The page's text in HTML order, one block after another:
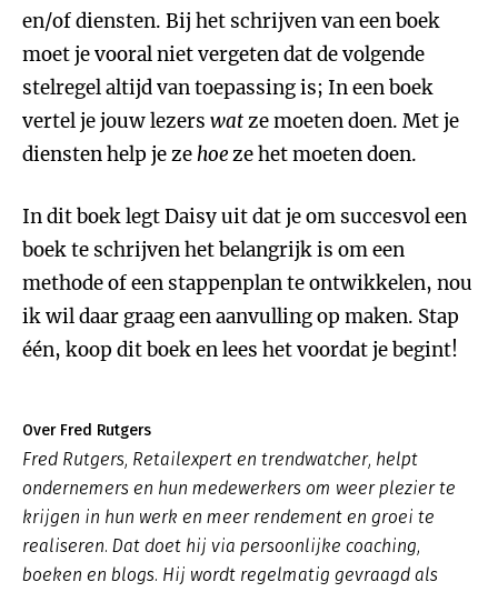
en/of diensten. Bij het schrijven van een boek
moet je vooral niet vergeten dat de volgende
stelregel altijd van toepassing is; In een boek
vertel je jouw lezers watze moeten doen. Met je
diensten help je zehoeze het moeten doen.
In dit boek legt Daisy uit dat je om succesvol een
boek te schrijven het belangrijk is om een
methode of een stappenplan te ontwikkelen, nou
ik wil daar graag een aanvulling op maken. Stap
één, koop dit boek en lees het voordat je begint!
Over Fred Rutgers
Fred Rutgers, Retailexpert en trendwatcher, helpt
ondernemers en hun medewerkers om weer plezier te
krijgen in hun werk en meer rendement en groei te
realiseren. Dat doet hij via persoonlijke coaching,
boeken en blogs. Hij wordt regelmatig gevraagd als